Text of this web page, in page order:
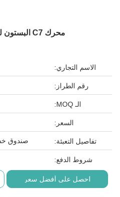
محرك C7 البستون لشركة Oem أجزاء 238-2720
الاسم التجاري:
رقم الطراز:
الـ MOQ:
السعر:
تفاصيل التعبئة: صندوق
شروط الدفع:
احصل على أفضل سعر